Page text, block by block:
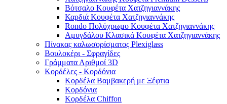
Βότσαλο Κουφέτα Χατζηγιαννάκης
Καρδιά Κουφέτα Χατζηγιαννάκης
Rondo Πολύχρωμο Κουφέτα Χατζηγιαννάκης
Αμυγδάλου Κλασικά Κουφέτα Χατζηγιαννάκης
Πίνακας καλωσορίσματος Plexiglass
Βουλοκέρι - Σφραγίδες
Γράμματα Αριθμοί 3D
Κορδέλες - Κορδόνια
Κορδέλα Βαμβακερή με Ξέφτια
Κορδόνια
Κορδέλα Chiffon